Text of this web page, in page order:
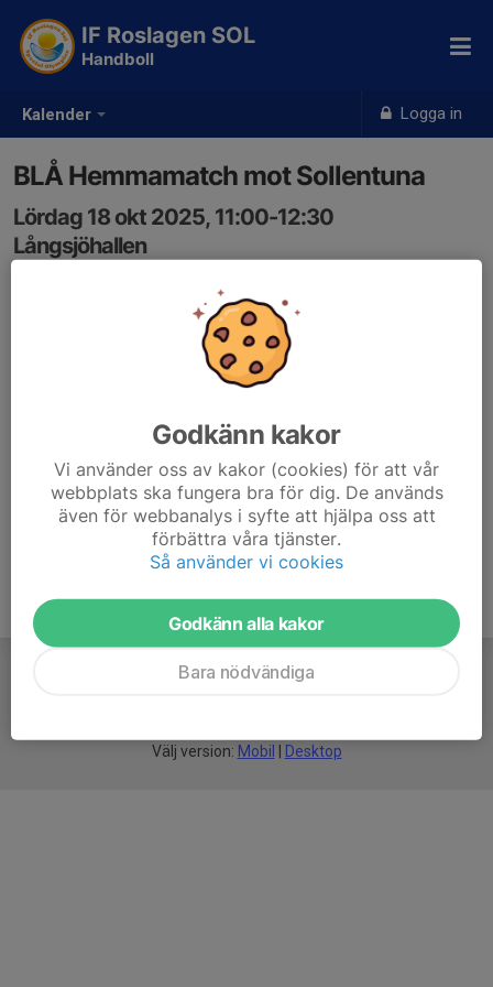
Kalender Logga in
IF Roslagen SOL
Handboll
BLÅ Hemmamatch mot Sollentuna
Lördag 18 okt 2025, 11:00-12:30
Långsjöhallen
Hemmamatch för lag BLÅ mot Sollentuna.
Samling 11.00 i Långsjöhallen.
Välj version: Mobil Desktop
Godkänn kakor
Vi använder oss av kakor (cookies) för att vår
webbplats ska fungera bra för dig. De används
även för webbanalys i syfte att hjälpa oss att
förbättra våra tjänster.
Så använder vi cookies
Godkänn alla kakor
Bara nödvändiga